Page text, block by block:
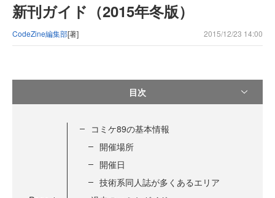
新刊ガイド（2015年冬版）
CodeZine編集部[著] 2015/12/23 14:00
目次
コミケ89の基本情報
開催場所
開催日
技術系同人誌が多くあるエリア